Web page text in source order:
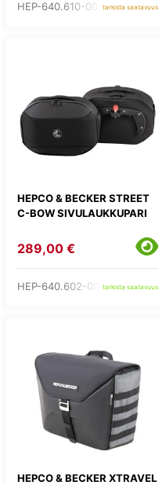
HEP-640.610-00-01tarkista saatavuus
HEPCO & BECKER STREET
C-BOW SIVULAUKKUPARI
289,00 €
HEP-640.602-00-01tarkista saatavuus
HEPCO & BECKER XTRAVEL